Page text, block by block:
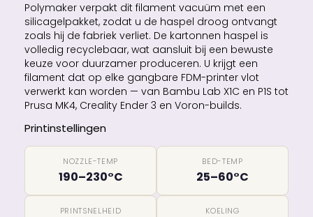
Polymaker verpakt dit filament vacuüm met een
silicagelpakket, zodat u de haspel droog ontvangt
zoals hij de fabriek verliet. De kartonnen haspel is
volledig recyclebaar, wat aansluit bij een bewuste
keuze voor duurzamer produceren. U krijgt een
filament dat op elke gangbare FDM-printer vlot
verwerkt kan worden — van Bambu Lab X1C en P1S tot
Prusa MK4, Creality Ender 3 en Voron-builds.
Printinstellingen
NOZZLE-TEMP
190–230°C
BED-TEMP
25–60°C
PRINTSNELHEID KOELING